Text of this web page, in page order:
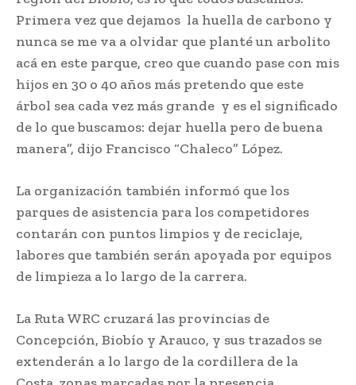
Primera vez que dejamos la huella de carbono y
nunca se me va a olvidar que planté un arbolito
acá en este parque, creo que cuando pase con mis
hijos en 30 o 40 años más pretendo que este
árbol sea cada vez más grande y es el significado
de lo que buscamos: dejar huella pero de buena
manera”, dijo Francisco “Chaleco” López.
La organización también informó que los
parques de asistencia para los competidores
contarán con puntos limpios y de reciclaje,
labores que también serán apoyada por equipos
de limpieza a lo largo de la carrera.
La Ruta WRC cruzará las provincias de
Concepción, Biobío y Arauco, y sus trazados se
extenderán a lo largo de la cordillera de la